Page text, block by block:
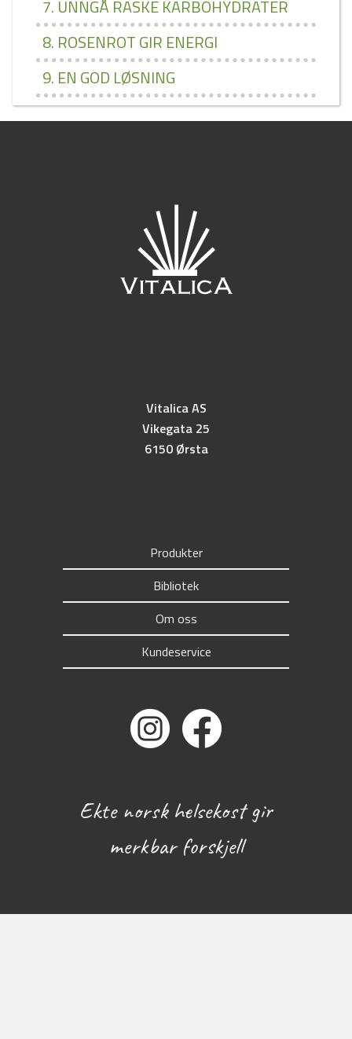
7. UNNGÅ RASKE KARBOHYDRATER
8. ROSENROT GIR ENERGI
9. EN GOD LØSNING
Vitalica AS
Vikegata 25
6150 Ørsta
Produkter
Bibliotek
Om oss
Kundeservice
Ekte norsk helsekost gir
merkbar forskjell